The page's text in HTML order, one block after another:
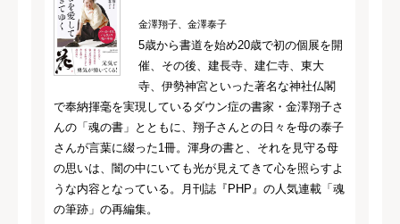
金澤翔子、金澤泰子
5歳から書道を始め20歳で初の個展を開
催、その後、建長寺、建仁寺、東大
寺、伊勢神宮といった著名な神社仏閣
で奉納揮毫を実現しているダウン症の書家・金澤翔子さ
んの「魂の書」とともに、翔子さんとの日々を母の泰子
さんが言葉に綴った1冊。渾身の書と、それを見守る母
の思いは、闇の中にいても光が見えてきて心を照らすよ
うな内容となっている。月刊誌『PHP』の人気連載「魂
の筆跡」の再編集。